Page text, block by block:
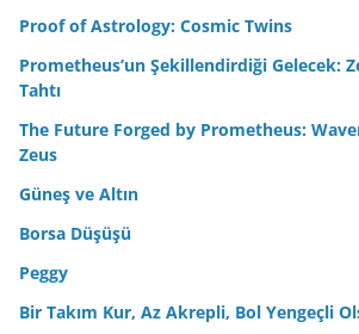
Proof of Astrology: Cosmic Twins
Prometheus’un Şekillendirdiği Gelecek:
Tahtı
The Future Forged by Prometheus:
Zeus
Güneş ve Altın
Borsa Düşüşü
Peggy
Bir Takım Kur, Az Akrepli, Bol Yengeçli